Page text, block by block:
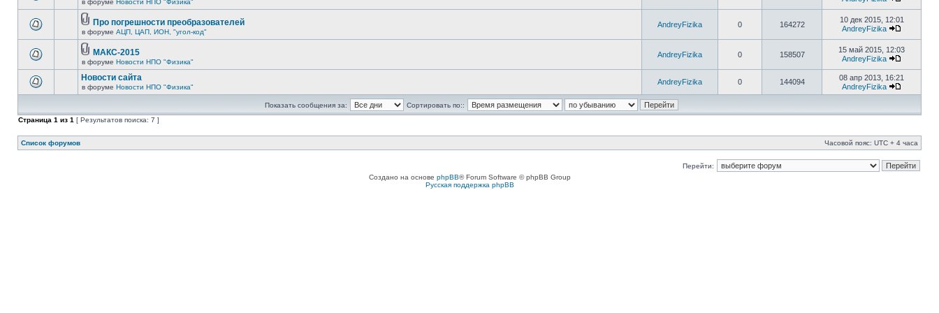
в форуме Новости НПО "Физика"
Про погрешности преобразователей
в форуме АЦП, ЦАП, ИОН, "угол-код"
AndreyFizika 0 164272
10 дек 2015, 12:01
AndreyFizika
МАКС-2015
в форуме Новости НПО "Физика"
AndreyFizika 0 158507
15 май 2015, 12:03
AndreyFizika
Новости сайта
в форуме Новости НПО "Физика"
AndreyFizika 0 144094
08 апр 2013, 16:21
AndreyFizika
Показать сообщения за:
Сортировать по::
Страница 1 из 1 [ Результатов поиска: 7 ]
Список форумов Часовой пояс: UTC + 4 часа
Перейти:
Создано на основе phpBB® Forum Software © phpBB Group
Русская поддержка phpBB